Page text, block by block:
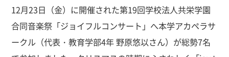
12月23日（金）に開催された第19回学校法人共栄学園
合同音楽祭「ジョイフルコンサート」へ本学アカペラサ
ークル（代表・教育学部4年 野原悠以さん）が総勢7名